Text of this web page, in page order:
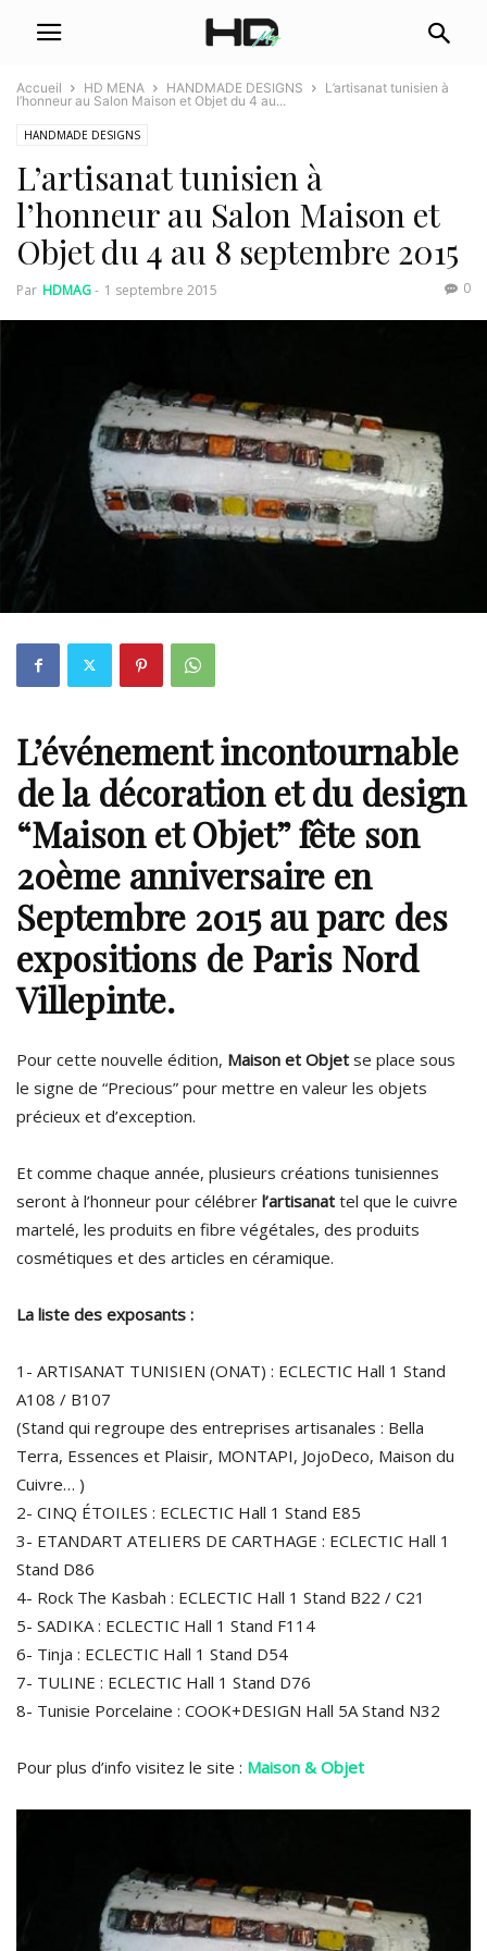
Accueil HD MENA HANDMADE DESIGNS
L’artisanat tunisien à
l’honneur au Salon Maison et Objet du 4 au...
HANDMADE DESIGNS
L’artisanat tunisien à
l’honneur au Salon Maison et
Objet du 4 au 8 septembre 2015
Par HDMAG- 1 septembre 2015 0
L’événement incontournable
de la décoration et du design
“Maison et Objet” fête son
20ème anniversaire en
Septembre 2015 au parc des
expositions de Paris Nord
Villepinte.
Pour cette nouvelle édition, Maison et Objet se place sous
le signe de “Precious” pour mettre en valeur les objets
précieux et d’exception.
Et comme chaque année, plusieurs créations tunisiennes
seront à l’honneur pour célébrer l’artisanat tel que le cuivre
martelé, les produits en fibre végétales, des produits
cosmétiques et des articles en céramique.
La liste des exposants :
1- ARTISANAT TUNISIEN (ONAT) : ECLECTIC Hall 1 Stand
A108 / B107
(Stand qui regroupe des entreprises artisanales : Bella
Terra, Essences et Plaisir, MONTAPI, JojoDeco, Maison du
Cuivre… )
2- CINQ ÉTOILES : ECLECTIC Hall 1 Stand E85
3- ETANDART ATELIERS DE CARTHAGE : ECLECTIC Hall 1
Stand D86
4- Rock The Kasbah : ECLECTIC Hall 1 Stand B22 / C21
5- SADIKA : ECLECTIC Hall 1 Stand F114
6- Tinja : ECLECTIC Hall 1 Stand D54
7- TULINE : ECLECTIC Hall 1 Stand D76
8- Tunisie Porcelaine : COOK+DESIGN Hall 5A Stand N32
Pour plus d’info visitez le site : Maison & Objet